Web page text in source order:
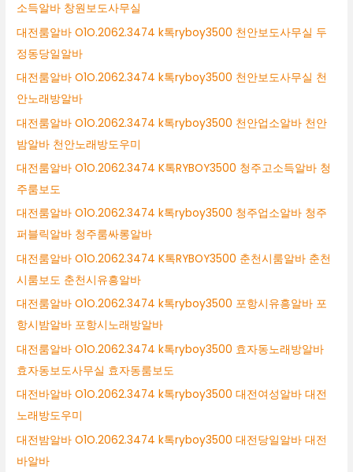
소득알바 창원보도사무실
대전룸알바 O1O.2062.3474 k톡ryboy3500 천안보도사무실 두
정동당일알바
대전룸알바 O1O.2062.3474 k톡ryboy3500 천안보도사무실 천
안노래방알바
대전룸알바 O1O.2062.3474 k톡ryboy3500 천안업소알바 천안
밤알바 천안노래방도우미
대전룸알바 O1O.2062.3474 K톡RYBOY3500 청주고소득알바 청
주룸보도
대전룸알바 O1O.2062.3474 k톡ryboy3500 청주업소알바 청주
퍼블릭알바 청주룸싸롱알바
대전룸알바 O1O.2062.3474 K톡RYBOY3500 춘천시룸알바 춘천
시룸보도 춘천시유흥알바
대전룸알바 O1O.2062.3474 k톡ryboy3500 포항시유흥알바 포
항시밤알바 포항시노래방알바
대전룸알바 O1O.2062.3474 k톡ryboy3500 효자동노래방알바
효자동보도사무실 효자동룸보도
대전바알바 O1O.2062.3474 k톡ryboy3500 대전여성알바 대전
노래방도우미
대전밤알바 O1O.2062.3474 k톡ryboy3500 대전당일알바 대전
바알바